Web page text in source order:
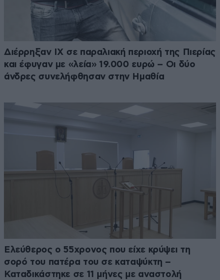
Διέρρηξαν ΙΧ σε παραλιακή περιοχή της Πιερίας
και έφυγαν με «λεία» 19.000 ευρώ – Οι δύο
άνδρες συνελήφθησαν στην Ημαθία
Ελεύθερος ο 55χρονος που είχε κρύψει τη
σορό του πατέρα του σε καταψύκτη –
Καταδικάστηκε σε 11 μήνες με αναστολή